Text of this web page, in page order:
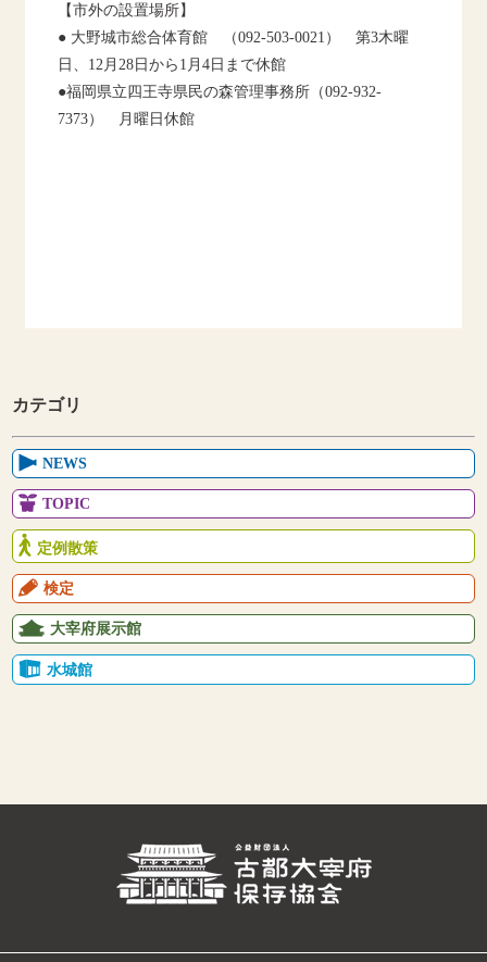
カテゴリ
NEWS
TOPIC
定例散策
検定
大宰府展示館
水城館
【市外の設置場所】
● 大野城市総合体育館 （092-503-0021） 第3木曜
日、12月28日から1月4日まで休館
●福岡県立四王寺県民の森管理事務所（092-932-
7373） 月曜日休館